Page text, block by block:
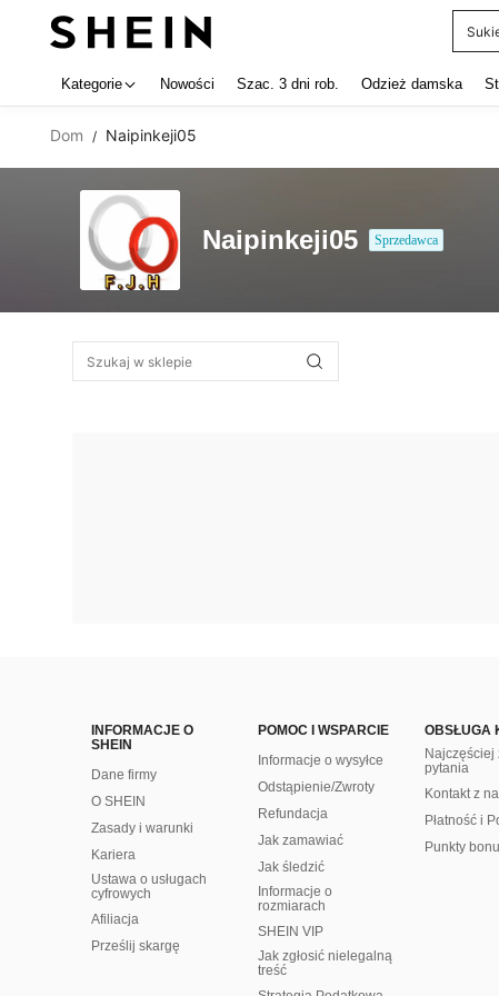
Kategorie Nowości Szac. 3 dni rob. Odzież damska
Dom / Naipinkeji05
Naipinkeji05 Sprzedawca
INFORMACJE O
SHEIN
Dane firmy
O SHEIN
Zasady i warunki
Kariera
Ustawa o usługach
cyfrowych
Afiliacja
Prześlij skargę
POMOC I WSPARCIE
Informacje o wysyłce
Odstąpienie/Zwroty
Refundacja
Jak zamawiać
Jak śledzić
Informacje o
rozmiarach
SHEIN VIP
Jak zgłosić nielegalną
treść
OBSŁUGA
Najczęściej
pytania
Kontakt z
Płatność i
Punkty